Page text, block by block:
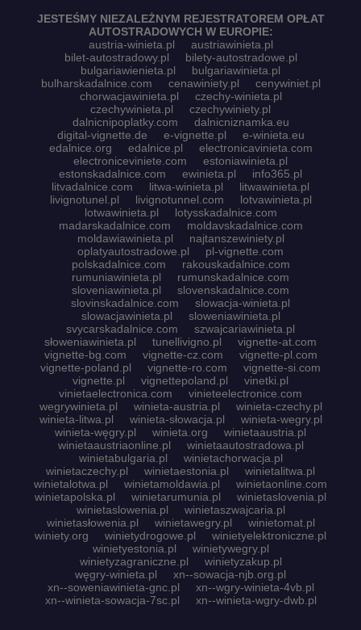
JESTEŚMY NIEZALEŻNYM REJESTRATOREM OPŁAT
AUTOSTRADOWYCH W EUROPIE:
austria-winieta.pl
austriawinieta.pl
bilet-autostradowy.pl
bilety-autostradowe.pl
bulgariawienieta.pl
bulgariawinieta.pl
bulharskadalnice.com
cenawiniety.pl
cenywiniet.pl
chorwacjawinieta.pl
czechy-winieta.pl
czechywinieta.pl
czechywiniety.pl
dalnicnipoplatky.com
dalnicniznamka.eu
digital-vignette.de
e-vignette.pl
e-winieta.eu
edalnice.org
edalnice.pl
electronicavinieta.com
electroniceviniete.com
estoniawinieta.pl
estonskadalnice.com
ewinieta.pl
info365.pl
litvadalnice.com
litwa-winieta.pl
litwawinieta.pl
livignotunel.pl
livignotunnel.com
lotvawinieta.pl
lotwawinieta.pl
lotysskadalnice.com
madarskadalnice.com
moldavskadalnice.com
moldawiawinieta.pl
najtanszewiniety.pl
oplatyautostradowe.pl
pl-vignette.com
polskadalnice.com
rakouskadalnice.com
rumuniawinieta.pl
rumunskadalnice.com
sloveniawinieta.pl
slovenskadalnice.com
slovinskadalnice.com
slowacja-winieta.pl
slowacjawinieta.pl
sloweniawinieta.pl
svycarskadalnice.com
szwajcariawinieta.pl
słoweniawinieta.pl
tunellivigno.pl
vignette-at.com
vignette-bg.com
vignette-cz.com
vignette-pl.com
vignette-poland.pl
vignette-ro.com
vignette-si.com
vignette.pl
vignettepoland.pl
vinetki.pl
vinietaelectronica.com
vinieteelectronice.com
wegrywinieta.pl
winieta-austria.pl
winieta-czechy.pl
winieta-litwa.pl
winieta-słowacja.pl
winieta-wegry.pl
winieta-węgry.pl
winieta.org
winietaaustria.pl
winietaaustriaonline.pl
winietaautostradowa.pl
winietabulgaria.pl
winietachorwacja.pl
winietaczechy.pl
winietaestonia.pl
winietalitwa.pl
winietalotwa.pl
winietamoldawia.pl
winietaonline.com
winietapolska.pl
winietarumunia.pl
winietaslovenia.pl
winietaslowenia.pl
winietaszwajcaria.pl
winietasłowenia.pl
winietawegry.pl
winietomat.pl
winiety.org
winietydrogowe.pl
winietyelektroniczne.pl
winietyestonia.pl
winietywegry.pl
winietyzagraniczne.pl
winietyzakup.pl
węgry-winieta.pl
xn--sowacja-njb.org.pl
xn--soweniawinieta-gnc.pl
xn--wgry-winieta-4vb.pl
xn--winieta-sowacja-7sc.pl
xn--winieta-wgry-dwb.pl